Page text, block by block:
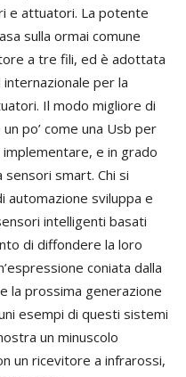
e attuatori. La potente
sulla ormai comune
a tre fili, ed è adottata
per la
Il modo migliore di
po’ come una Usb per
e in grado
smart. Chi si
automazione sviluppa e
intelligenti basati
di diffondere la loro
coniata dalla
la prossima generazione
esempi di questi sistemi
un minuscolo
un ricevitore a infrarossi,